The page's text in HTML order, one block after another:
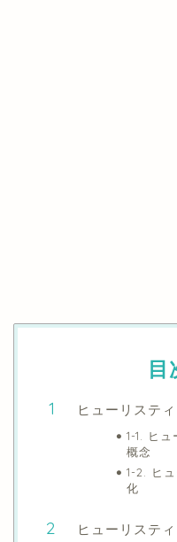
目
ヒューリステ
1-1. ヒ
概念
1-2. ヒ
化
ヒューリステ